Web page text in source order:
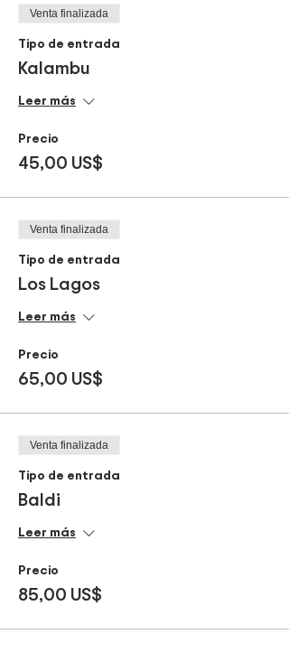
CONDICIONES DEL TOUR
• RESERVA CON C10,000 NO APLICA
DEVOLUCION
• RECORRIDO AUTOGUIADO
• ITINERARIO APROXIMADO. PUEDE VARIAR
RESERVA
• HORAS DE SALIDA PUEDEN VARIAR
• REQUIERE UN MINIMO PARA OPERAR
Venta finalizada
Tipo de entrada
Kalambu
Leer más
Precio
45,00 US$
Venta finalizada
Tipo de entrada
Los Lagos
Leer más
Precio
65,00 US$
Venta finalizada
Tipo de entrada
Baldi
Leer más
Precio
85,00 US$